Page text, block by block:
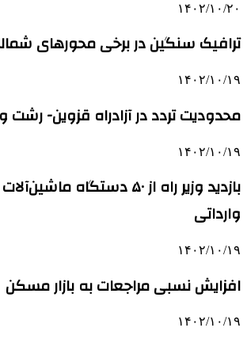
۱۴۰۲/۱۰/۲۰
ترافیک سنگین در برخی محورهای
۱۴۰۲/۱۰/۱۹
محدودیت تردد در آزادراه قزوین-
۱۴۰۲/۱۰/۱۹
بازدید وزیر راه از ۵۰ دستگاه
وارداتی
۱۴۰۲/۱۰/۱۹
افزایش نسبی مراجعات به بازار مسکن
۱۴۰۲/۱۰/۱۹